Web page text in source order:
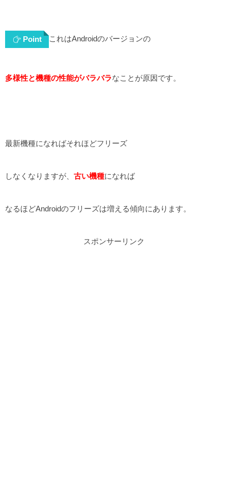
Point これはAndroidのバージョンの
多様性と機種の性能がバラバラなことが原因です。
最新機種になればそれほどフリーズ
しなくなりますが、 古い機種になれば
なるほどAndroidのフリーズは増える傾向にあります。
スポンサーリンク